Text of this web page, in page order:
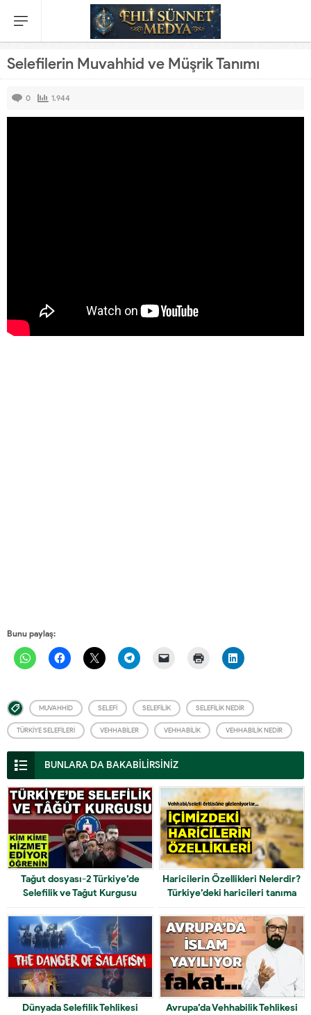
Selefilerin Muvahhid ve Müşrik Tanımı
0 1.944
Bunu paylaş:
MUVAHHID SELEFI SELEFILIK SELEFILIK NEDIR
TÜRKIYE SELEFILERI VEHHABILER VEHHABILIK VEHHABILIK NEDIR
BUNLARA DA BAKABİLİRSİNİZ
Tağut dosyası-2 Türkiye’de
Selefilik ve Tağut Kurgusu
Haricilerin Özellikleri Nelerdir?
Türkiye’deki haricileri tanıma
yöntemleri
Dünyada Selefilik Tehlikesi Avrupa’da Vehhabilik Tehlikesi